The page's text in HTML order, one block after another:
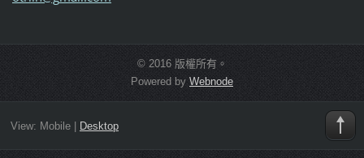
© 2016 版權所有。
Powered by Webnode
View: Mobile| Desktop